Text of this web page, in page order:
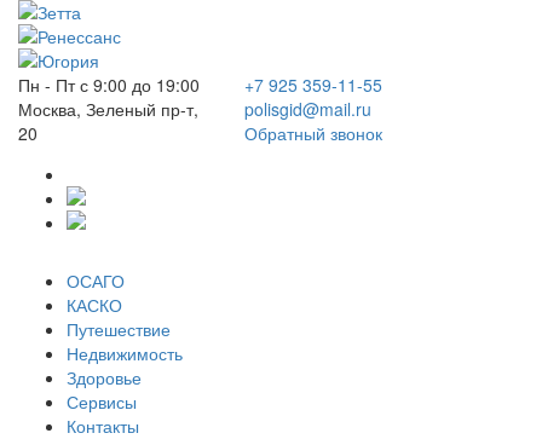
Пн - Пт с 9:00 до 19:00
Москва, Зеленый пр-т,
20
+7 925 359-11-55
polisgid@mail.ru
Обратный звонок
ОСАГО
КАСКО
Путешествие
Недвижимость
Здоровье
Сервисы
Контакты